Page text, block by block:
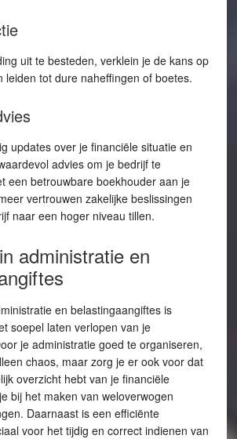
uit te besteden, verklein je de kans op
leiden tot dure naheffingen of boetes.
updates over je financiële situatie en
advies om je bedrijf te
een betrouwbare boekhouder aan je
vertrouwen zakelijke beslissingen
naar een hoger niveau tillen.
administratie en
en belastingaangiftes is
soepel laten verlopen van je
je administratie goed te organiseren,
chaos, maar zorg je er ook voor dat
overzicht hebt van je financiële
bij het maken van weloverwogen
Daarnaast is een efficiënte
voor het tijdig en correct indienen van